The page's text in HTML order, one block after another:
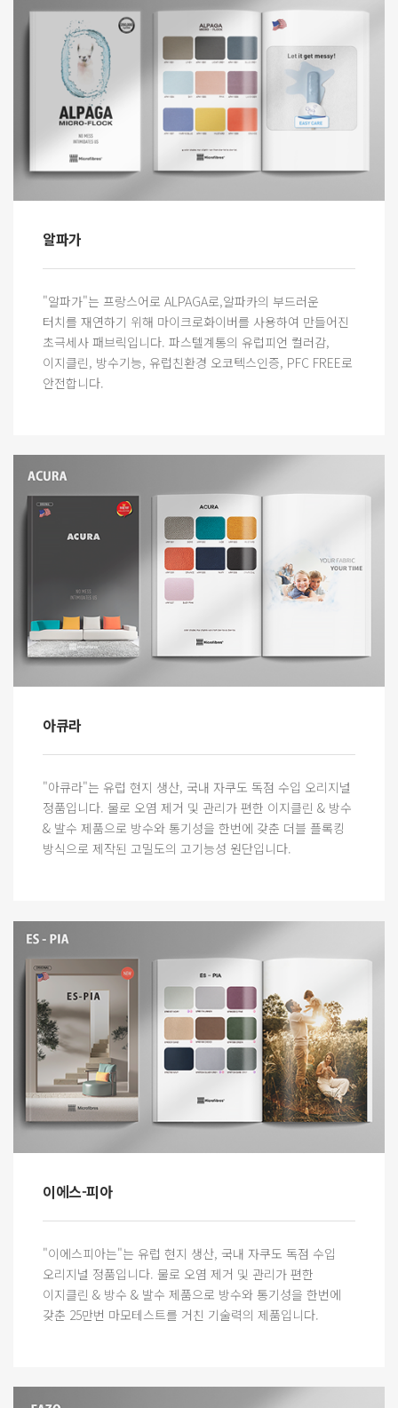
알파가
"알파가"는 프랑스어로 ALPAGA로,알파카의 부드러운
터치를 재연하기 위해 마이크로화이버를 사용하여 만들어진
초극세사 패브릭입니다. 파스텔계통의 유럽피언 컬러감,
이지클린, 방수기능, 유럽친환경 오코텍스인증, PFC FREE로
안전합니다.
아큐라
"아큐라"는 유럽 현지 생산, 국내 자쿠도 독점 수입 오리지널
정품입니다. 물로 오염 제거 및 관리가 편한 이지클린 & 방수
& 발수 제품으로 방수와 통기성을 한번에 갖춘 더블 플록킹
방식으로 제작된 고밀도의 고기능성 원단입니다.
이에스-피아
"이에스피아는"는 유럽 현지 생산, 국내 자쿠도 독점 수입
오리지널 정품입니다. 물로 오염 제거 및 관리가 편한
이지클린 & 방수 & 발수 제품으로 방수와 통기성을 한번에
갖춘 25만번 마모테스트를 거친 기술력의 제품입니다.